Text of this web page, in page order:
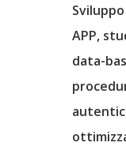
APP,
data-